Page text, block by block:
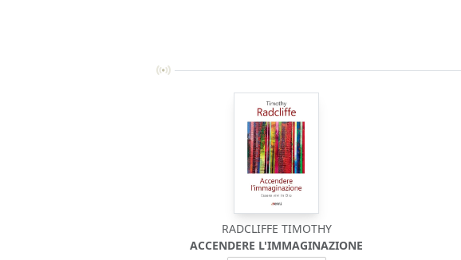
RADCLIFFE TIMOTHY
ACCENDERE L'IMMAGINAZIONE